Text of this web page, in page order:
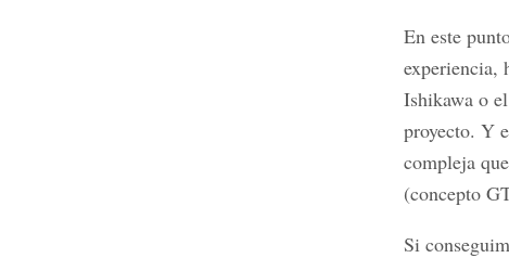
En este
experiencia,
Ishikawa o
proyecto. Y
compleja
(concepto
Si